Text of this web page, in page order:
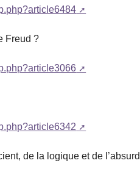
Freud ?
de la logique et de